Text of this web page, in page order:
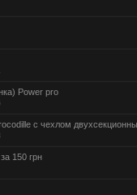
Power pro
c чехлом
150 грн